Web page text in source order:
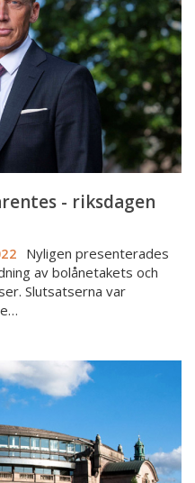
- riksdagen
Nyligen presenterades
av bolånetakets och
Slutsatserna var